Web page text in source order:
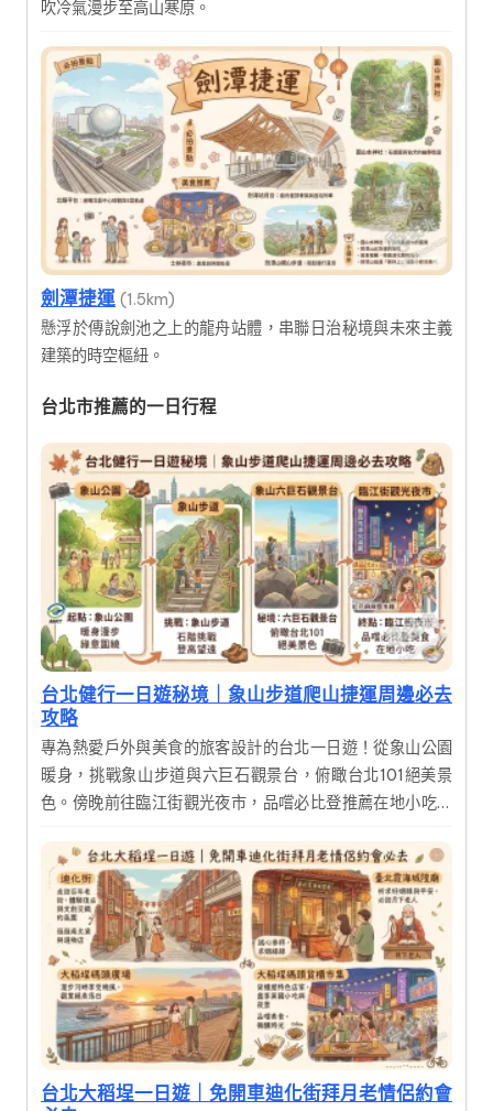
吹冷氣漫步至高山寒原。
劍潭捷運 (1.5km)
懸浮於傳說劍池之上的龍舟站體，串聯日治秘境與未來主義
建築的時空樞紐。
台北市推薦的一日行程
台北健行一日遊秘境｜象山步道爬山捷運周邊必去
攻略
專為熱愛戶外與美食的旅客設計的台北一日遊！從象山公園
暖身，挑戰象山步道與六巨石觀景台，俯瞰台北101絕美景
色。傍晚前往臨江街觀光夜市，品嚐必比登推薦在地小吃，
台北大稻埕一日遊｜免開車迪化街拜月老情侶約會